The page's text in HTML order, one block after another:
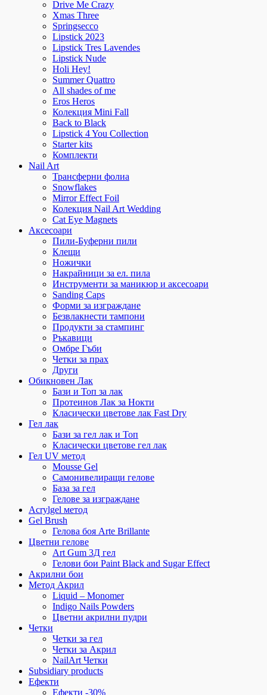
Drive Me Crazy
Xmas Three
Springsecco
Lipstick 2023
Lipstick Tres Lavendes
Lipstick Nude
Holi Hey!
Summer Quattro
All shades of me
Eros Heros
Колекция Mini Fall
Back to Black
Lipstick 4 You Collection
Starter kits
Комплекти
Nail Art
Трансферни фолиа
Snowflakes
Mirror Effect Foil
Колекция Nail Art Wedding
Cat Eye Magnets
Аксесоари
Пили-Буферни пили
Клещи
Ножички
Накрайници за ел. пила
Инструменти за маникюр и аксесоари
Sanding Caps
Форми за изграждане
Безвлакнести тампони
Продукти за стампинг
Ръкавици
Омбре Гъби
Четки за прах
Други
Обикновен Лак
Бази и Топ за лак
Протеинов Лак за Нокти
Класически цветове лак Fast Dry
Гел лак
Бази за гел лак и Топ
Класически цветове гел лак
Гел UV метод
Mousse Gel
Самонивелиращи гелове
База за гел
Гелове за изграждане
Acrylgel метод
Gel Brush
Гелова боя Arte Brillante
Цветни гелове
Art Gum 3Д гел
Гелови бои Paint Black and Sugar Effect
Акрилни бои
Метод Акрил
Liquid – Monomer
Indigo Nails Powders
Цветни акрилни пудри
Четки
Четки за гел
Четки за Акрил
NailArt Четки
Subsidiary products
Ефекти
Ефекти -30%